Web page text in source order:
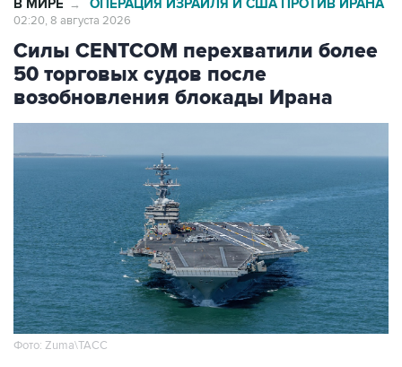
Силы CENTCOM перехватили более
50 торговых судов после
возобновления блокады Ирана
Фото: Zuma\ТАСС
Москва. 8 августа. INTERFAX.RU -